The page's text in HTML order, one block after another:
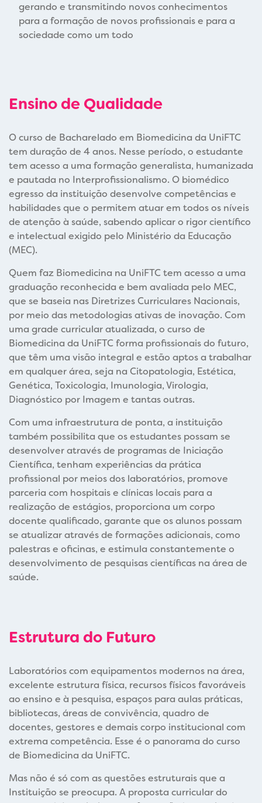
gerando e transmitindo novos conhecimentos
para a formação de novos profissionais e para a
sociedade como um todo
Ensino de Qualidade
O curso de Bacharelado em Biomedicina da UniFTC
tem duração de 4 anos. Nesse período, o estudante
tem acesso a uma formação generalista, humanizada
e pautada no Interprofissionalismo. O biomédico
egresso da instituição desenvolve competências e
habilidades que o permitem atuar em todos os níveis
de atenção à saúde, sabendo aplicar o rigor científico
e intelectual exigido pelo Ministério da Educação
(MEC).
Quem faz Biomedicina na UniFTC tem acesso a uma
graduação reconhecida e bem avaliada pelo MEC,
que se baseia nas Diretrizes Curriculares Nacionais,
por meio das metodologias ativas de inovação. Com
uma grade curricular atualizada, o curso de
Biomedicina da UniFTC forma profissionais do futuro,
que têm uma visão integral e estão aptos a trabalhar
em qualquer área, seja na Citopatologia, Estética,
Genética, Toxicologia, Imunologia, Virologia,
Diagnóstico por Imagem e tantas outras.
Com uma infraestrutura de ponta, a instituição
também possibilita que os estudantes possam se
desenvolver através de programas de Iniciação
Científica, tenham experiências da prática
profissional por meios dos laboratórios, promove
parceria com hospitais e clínicas locais para a
realização de estágios, proporciona um corpo
docente qualificado, garante que os alunos possam
se atualizar através de formações adicionais, como
palestras e oficinas, e estimula constantemente o
desenvolvimento de pesquisas científicas na área de
saúde.
Estrutura do Futuro
Laboratórios com equipamentos modernos na área,
excelente estrutura física, recursos físicos favoráveis
ao ensino e à pesquisa, espaços para aulas práticas,
bibliotecas, áreas de convivência, quadro de
docentes, gestores e demais corpo institucional com
extrema competência. Esse é o panorama do curso
de Biomedicina da UniFTC.
Mas não é só com as questões estruturais que a
Instituição se preocupa. A proposta curricular do